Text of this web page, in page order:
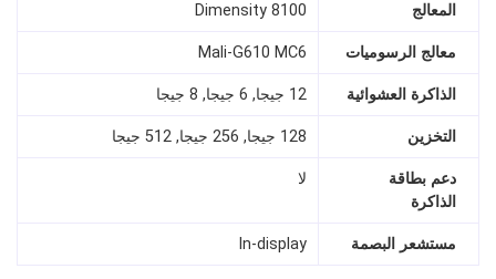
المعالج Dimensity 8100
معالج الرسوميات Mali-G610 MC6
الذاكرة العشوائية 12 جيجا, 6 جيجا, 8 جيجا
التخزين 128 جيجا, 256 جيجا, 512 جيجا
دعم بطاقة
الذاكرة
لا
مستشعر البصمة In‑display